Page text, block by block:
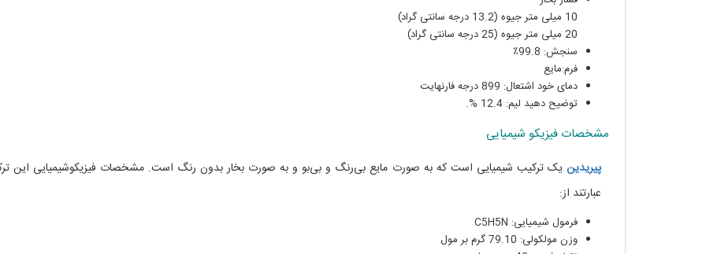
10 میلی متر جیوه (13.2 درجه سانتی گراد)
20 میلی متر جیوه (25 درجه سانتی گراد)
سنجش: 99.8٪
فرم:مایع
دمای خود اشتعال: 899 درجه فارنهایت
توضیح دهید لیم: 12.4 %.
مشخصات فیزیکو شیمیایی
پیریدین یک ترکیب شیمیایی است که به صورت مایع بی‌رنگ و بی‌بو و به صورت بخار بدون رنگ است. مشخصات فیزیکوشیمیایی این
عبارتند از:
فرمول شیمیایی: C5H5N
وزن مولکولی: 79.10 گرم بر مول